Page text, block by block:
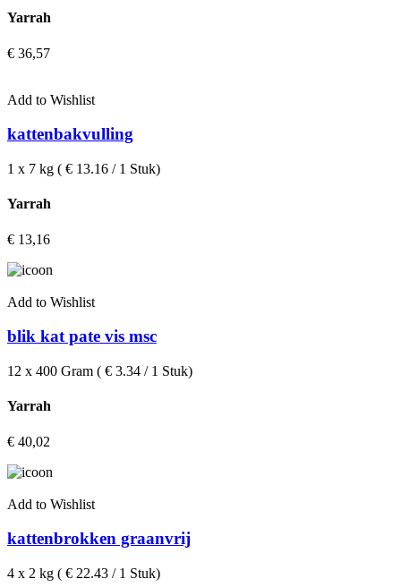
Yarrah
€ 36,57
Add to Wishlist
kattenbakvulling
1 x 7 kg ( € 13.16 / 1 Stuk)
Yarrah
€ 13,16
Add to Wishlist
blik kat pate vis msc
12 x 400 Gram ( € 3.34 / 1 Stuk)
Yarrah
€ 40,02
Add to Wishlist
kattenbrokken graanvrij
4 x 2 kg ( € 22.43 / 1 Stuk)